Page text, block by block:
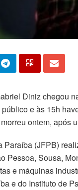
Diniz chegou
e às 15h
ontem, após
Paraíba (JFPB)
Pessoa, Sousa,
e máquinas
e do Instituto de